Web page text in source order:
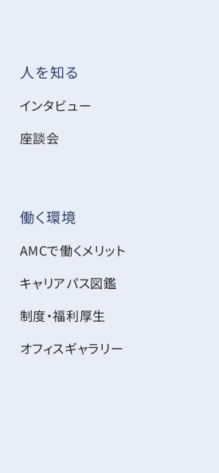
人を知る
インタビュー
座談会
働く環境
AMCで働くメリット
キャリアパス図鑑
制度・福利厚生
オフィスギャラリー